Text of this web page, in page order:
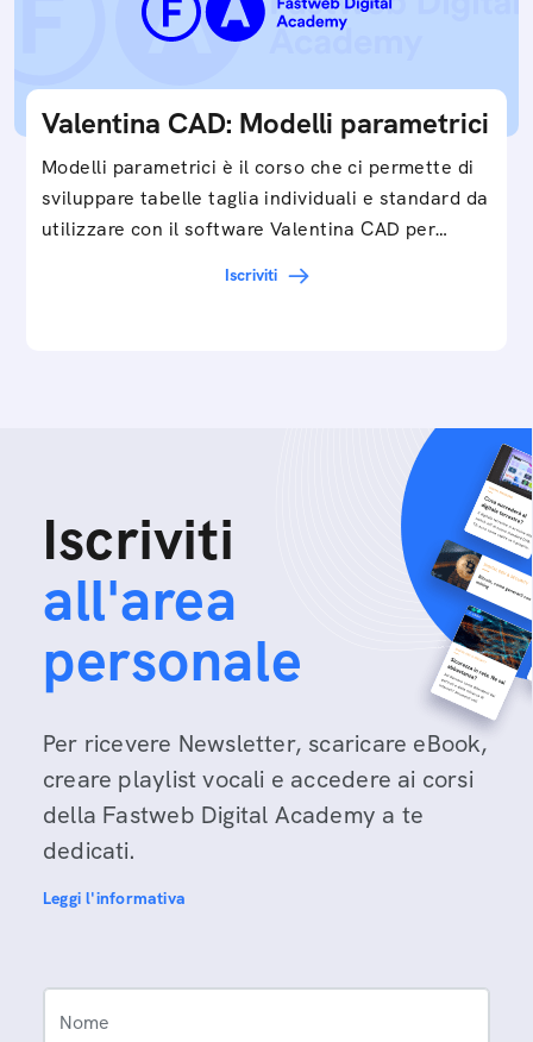
Valentina CAD: Modelli parametrici
Modelli parametrici è il corso che ci permette di
sviluppare tabelle taglia individuali e standard da
utilizzare con il software Valentina CAD per…
Iscriviti
Iscriviti
all'area
personale
Per ricevere Newsletter, scaricare eBook,
creare playlist vocali e accedere ai corsi
della Fastweb Digital Academy a te
dedicati.
Leggi l'informativa
Nome